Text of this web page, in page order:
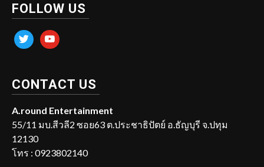
FOLLOW US
twitter youtube
CONTACT US
A.round Entertainment
55/11 มบ.สีวลี2 ซอย63 ต.ประชาธิปัตย์ อ.ธัญบุรี จ.ปทุม
12130
โทร : 0923802140